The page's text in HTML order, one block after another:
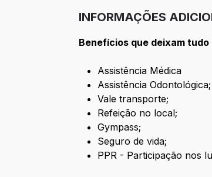
INFORMAÇÕES
Benefícios que deixam tudo
Assistência Médica
Assistência Odontológica;
Vale transporte;
Refeição no local;
Gympass;
Seguro de vida;
PPR - Participação nos